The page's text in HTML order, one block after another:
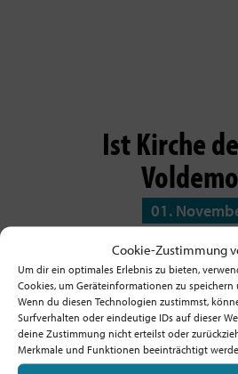
Cookie-Zustimmung
Um dir ein optimales Erlebnis zu bieten,
Cookies, um Geräteinformationen zu
Wenn du diesen Technologien zustimmst,
Surfverhalten oder eindeutige IDs auf dieser
deine Zustimmung nicht erteilst oder
Merkmale und Funktionen beeinträchtigt
Ist Kirche
01.
Möchtest du am